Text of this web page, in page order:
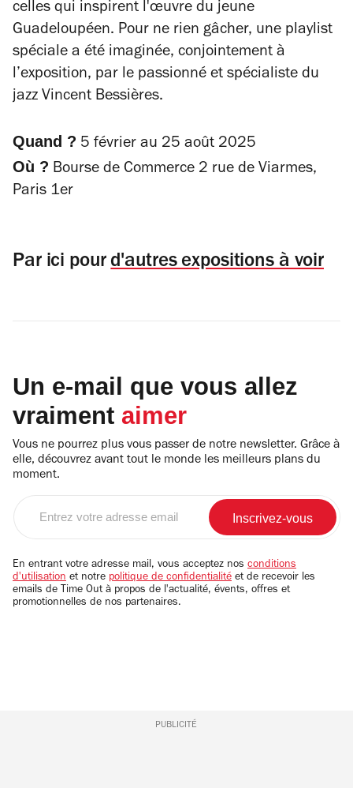
celles qui inspirent l'œuvre du jeune
Guadeloupéen. Pour ne rien gâcher, une playlist
spéciale a été imaginée, conjointement à
l’exposition, par le passionné et spécialiste du
jazz Vincent Bessières.
Quand ? 5 février au 25 août 2025
Où ? Bourse de Commerce 2 rue de Viarmes,
Paris 1er
Par ici pourd'autres expositions à voir
Un e-mail que vous allez
vraiment aimer
Vous ne pourrez plus vous passer de notre newsletter. Grâce à
elle, découvrez avant tout le monde les meilleurs plans du
moment.
email
En entrant votre adresse mail, vous acceptez nos conditions
d'utilisation et notre politique de confidentialité et de recevoir les
emails de Time Out à propos de l'actualité, évents, offres et
promotionnelles de nos partenaires.
PUBLICITÉ